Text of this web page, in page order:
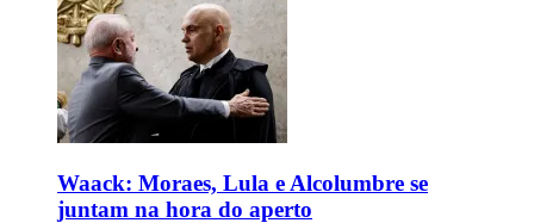
Waack: Moraes, Lula e Alcolumbre se
juntam na hora do aperto